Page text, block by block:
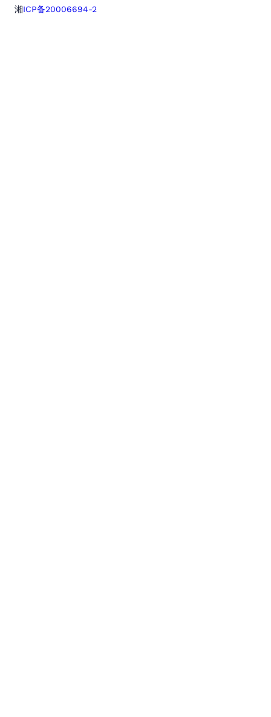
湘ICP备20006694-2